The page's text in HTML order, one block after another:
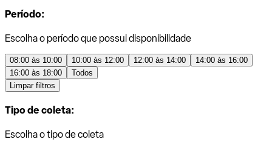
Período:
Escolha o período que possui disponibilidade
08:00 às 10:00 10:00 às 12:00 12:00 às 14:00
14:00 às 16:00
16:00 às 18:00
Todos
Limpar filtros
Tipo de coleta:
Escolha o tipo de coleta